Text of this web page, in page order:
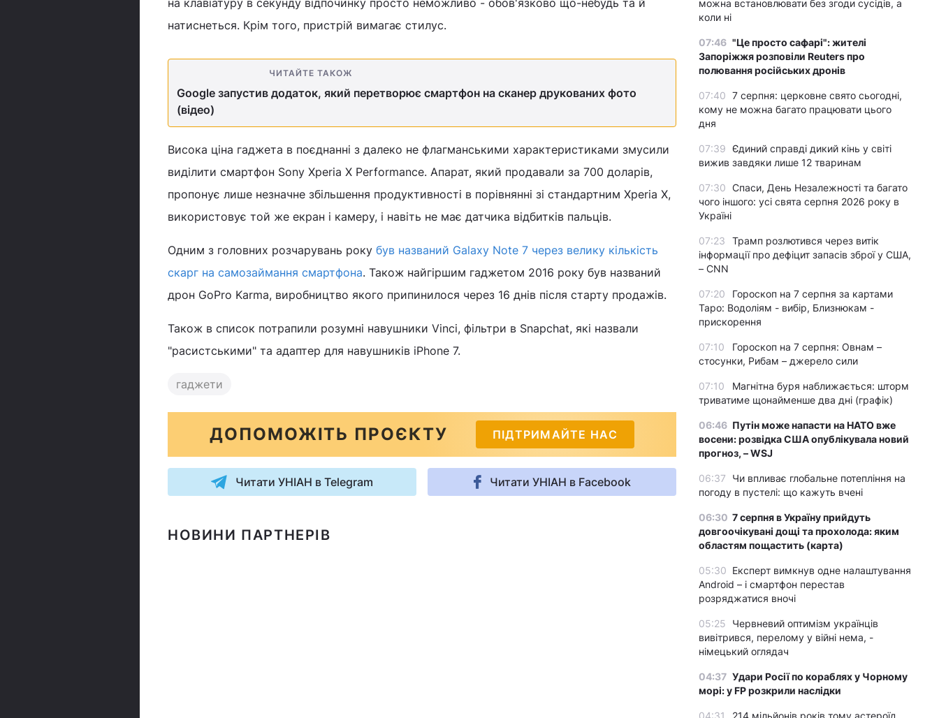
на клавіатуру в секунду відпочинку просто неможливо - обов'язково що-небудь та й
натиснеться. Крім того, пристрій вимагає стилус.
ЧИТАЙТЕ ТАКОЖ
Google запустив додаток, який перетворює смартфон на сканер друкованих фото
(відео)
Висока ціна гаджета в поєднанні з далеко не флагманськими характеристиками змусили
виділити смартфон Sony Xperia X Performance. Апарат, який продавали за 700 доларів,
пропонує лише незначне збільшення продуктивності в порівнянні зі стандартним Xperia X,
використовує той же екран і камеру, і навіть не має датчика відбитків пальців.
Одним з головних розчарувань року був названий Galaxy Note 7 через велику кількість
скарг на самозаймання смартфона. Також найгіршим гаджетом 2016 року був названий
дрон GoPro Karma, виробництво якого припинилося через 16 днів після старту продажів.
Також в список потрапили розумні навушники Vinci, фільтри в Snapchat, які назвали
"расистськими" та адаптер для навушників iPhone 7.
гаджети
ДОПОМОЖІТЬ ПРОЄКТУ ПІДТРИМАЙТЕ НАС
Читати УНІАН в Telegram Читати УНІАН в Facebook
НОВИНИ ПАРТНЕРІВ
можна встановлювати без згоди сусідів, а
коли ні
07:46 "Це просто сафарі": жителі
Запоріжжя розповіли Reuters про
полювання російських дронів
07:40 7 серпня: церковне свято сьогодні,
кому не можна багато працювати цього
дня
07:39 Єдиний справді дикий кінь у світі
вижив завдяки лише 12 тваринам
07:30 Спаси, День Незалежності та багато
чого іншого: усі свята серпня 2026 року в
Україні
07:23
Трамп розлютився через витік
інформації про дефіцит запасів зброї у США,
– CNN
07:20
Гороскоп на 7 серпня за картами
Таро: Водоліям - вибір, Близнюкам -
прискорення
07:10
Гороскоп на 7 серпня: Овнам –
стосунки, Рибам – джерело сили
07:10
Магнітна буря наближається: шторм
триватиме щонайменше два дні (графік)
06:46 Путін може напасти на НАТО вже
восени: розвідка США опублікувала новий
прогноз, – WSJ
06:37
Чи впливає глобальне потепління на
погоду в пустелі: що кажуть вчені
06:30 7 серпня в Україну прийдуть
довгоочікувані дощі та прохолода: яким
областям пощастить (карта)
05:30 Експерт вимкнув одне налаштування
Android – і смартфон перестав
розряджатися вночі
05:25
Червневий оптимізм українців
вивітрився, перелому у війні нема, -
німецький оглядач
04:37 Удари Росії по кораблях у Чорному
морі: у FP розкрили наслідки
04:31
214 мільйонів років тому астероїд